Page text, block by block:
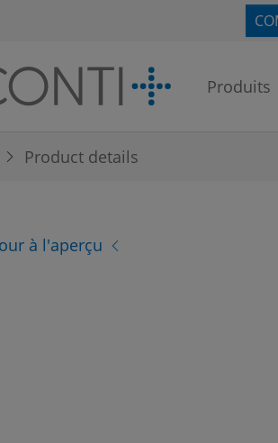
Produits
are here:
Product details
à l'aperçu